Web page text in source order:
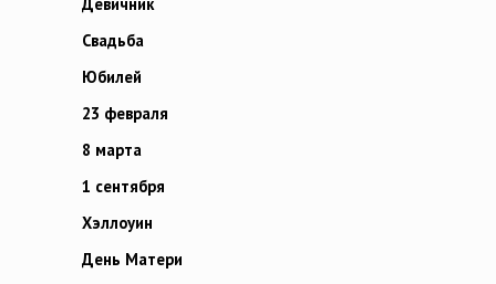
Свадьба
Юбилей
23 февраля
8 марта
1 сентября
Хэллоуин
День Матери